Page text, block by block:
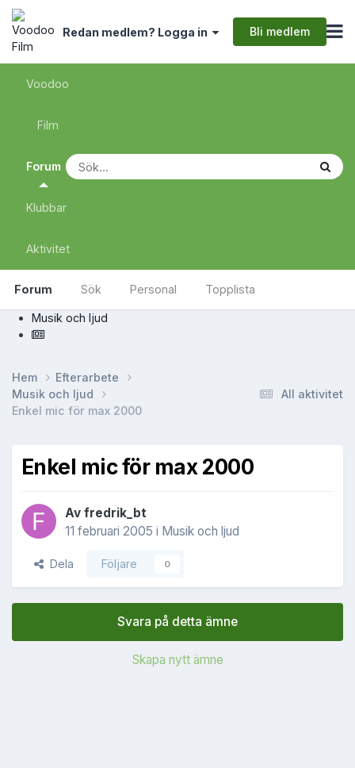
Redan medlem? Logga in Bli medlem
Voodoo
Film
Forum
Forum Sök Personal Topplista
Klubbar
Aktivitet
Musik och ljud
All aktivitet
Hem
Efterarbete
Musik och ljud
Enkel mic för max 2000
Enkel mic för max 2000
Av fredrik_bt
11 februari 2005 i Musik och ljud
Dela Följare 0
Svara på detta ämne
Skapa nytt ämne